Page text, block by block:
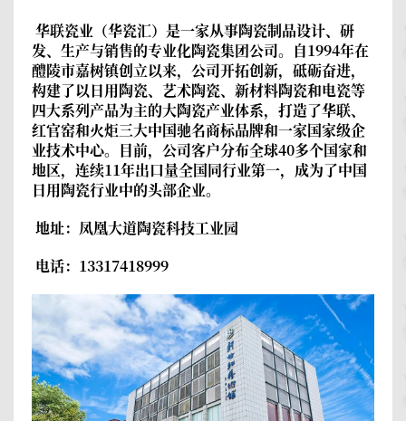
华联瓷业（华瓷汇） 是一家从事陶瓷制品设计、研
发、生产与销售的专业化陶瓷集团公司。自1994年在
醴陵市嘉树镇创立以来，公司开拓创新，砥砺奋进，
构建了以日用陶瓷、艺术陶瓷、新材料陶瓷和电瓷等
四大系列产品为主的大陶瓷产业体系，打造了华联、
红官窑和火炬三大中国驰名商标品牌和一家国家级企
业技术中心。目前，公司客户分布全球40多个国家和
地区，连续11年出口量全国同行业第一，成为了中国
日用陶瓷行业中的头部企业。
地址：凤凰大道陶瓷科技工业园
电话：13317418999